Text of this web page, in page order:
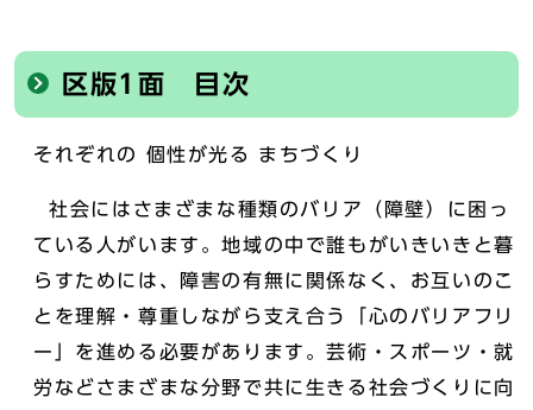
区版1面 目次
それぞれの 個性が光る まちづくり
社会にはさまざまな種類のバリア（障壁）に困っ
ている人がいます。地域の中で誰もがいきいきと暮
らすためには、障害の有無に関係なく、お互いのこ
とを理解・尊重しながら支え合う「心のバリアフリ
ー」を進める必要があります。芸術・スポーツ・就
労などさまざまな分野で共に生きる社会づくりに向